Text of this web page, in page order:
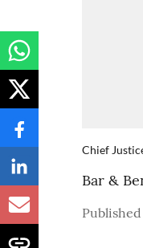
Chief
Bar &